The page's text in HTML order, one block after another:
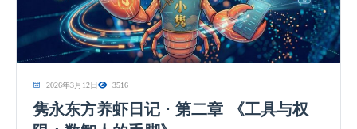
2026年3月12日 3516
隽永东方养虾日记 · 第二章 《工具与权